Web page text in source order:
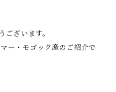
ございます。
ー・モゴック産のご紹介で